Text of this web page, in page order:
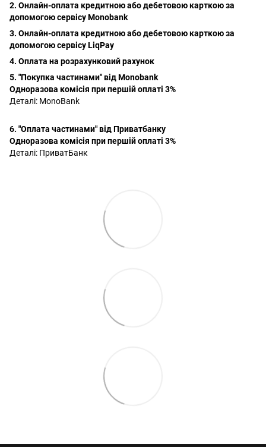
2. Онлайн-оплата кредитною або дебетовою карткою за
допомогою сервісу Monobank
3. Онлайн-оплата кредитною або дебетовою карткою за
допомогою сервісу LiqPay
4. Оплата на розрахунковий рахунок
5. "Покупка частинами" від Monobank
Одноразова комісія при першій оплаті 3%
Деталі: MonoBank
6. "Оплата частинами" від Приватбанку
Одноразова комісія при першій оплаті 3%
Деталі: ПриватБанк